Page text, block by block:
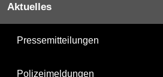
Aktuelles
Pressemitteilungen
Polizeimeldungen